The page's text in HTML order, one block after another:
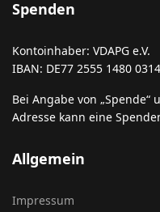
Spenden
Kontoinhaber: VDAPG e.V.
IBAN: DE77 2555 1480
Bei Angabe von
Adresse kann eine
Allgemein
Impressum